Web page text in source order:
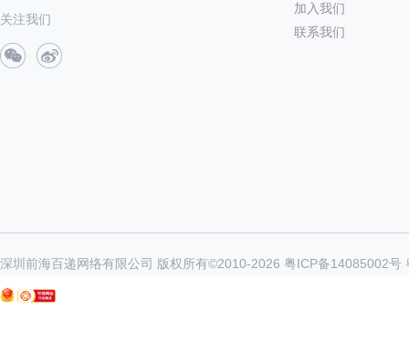
关注我们
加入我们
联系我们
深圳前海百递网络有限公司 版权所有©2010-2026 粤ICP备14085002号